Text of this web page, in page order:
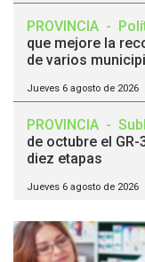
PROVINCIA -
que mejore la
de varios
Jueves 6 agosto de 2026
PROVINCIA -
de octubre el
diez etapas
Jueves 6 agosto de 2026